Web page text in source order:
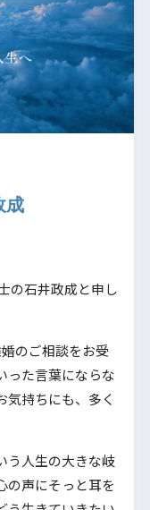
成
の石井政成と申し
のご相談をお受
った言葉にならな
気持ちにも、多く
う人生の大きな岐
の声にそっと耳を